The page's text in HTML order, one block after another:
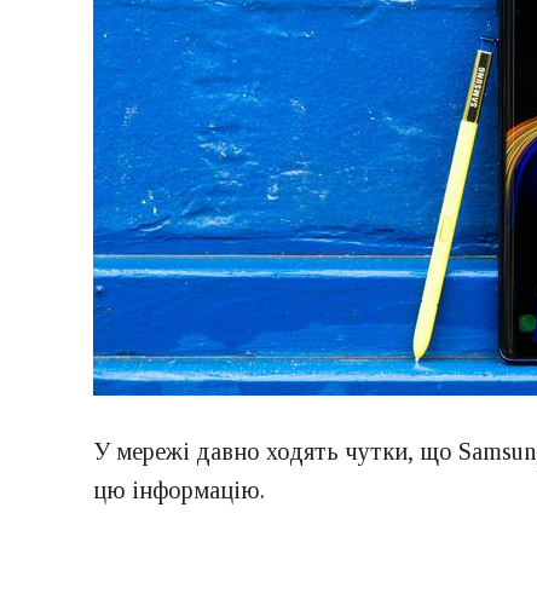
У мережі давно ходять чутки, що
цю інформацію.